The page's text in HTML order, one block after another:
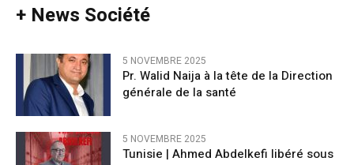
+ News Société
5 NOVEMBRE 2025
Pr. Walid Naija à la tête de la Direction
générale de la santé
5 NOVEMBRE 2025
Tunisie | Ahmed Abdelkefi libéré sous